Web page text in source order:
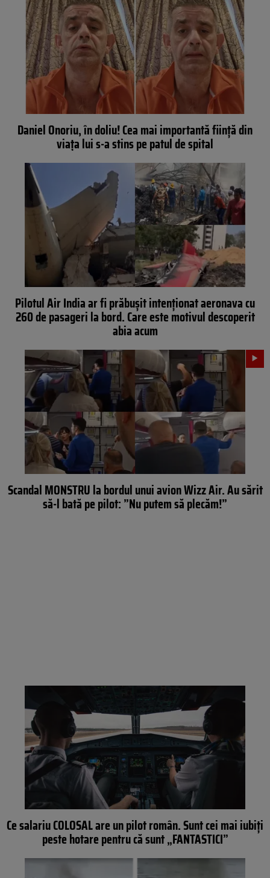
Daniel Onoriu, în doliu! Cea mai importantă ființă din
viața lui s-a stins pe patul de spital
Pilotul Air India ar fi prăbușit intenționat aeronava cu
260 de pasageri la bord. Care este motivul descoperit
abia acum
Scandal MONSTRU la bordul unui avion Wizz Air. Au sărit
să-l bată pe pilot: ”Nu putem să plecăm!”
Ce salariu COLOSAL are un pilot român. Sunt cei mai iubiți
peste hotare pentru că sunt „FANTASTICI”